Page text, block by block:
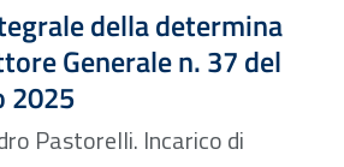
della determina
Generale n. 37 del
2025
— Dimensione 156.18 kB
Pastorelli. Incarico di